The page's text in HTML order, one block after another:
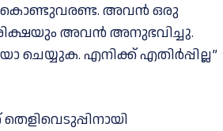
കൊണ്ടുവരണ്ട. അവന്‍ ഒരു
ശിക്ഷയും അവന്‍ അനുഭവിച്ചു.
എനിക്ക് എതിര്‍പ്പില്ല”